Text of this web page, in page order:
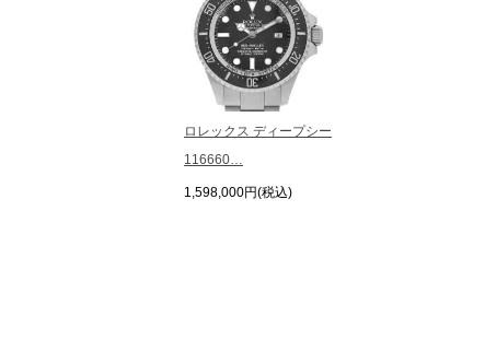
ロレックス ディープシー
116660…
1,598,000円(税込)